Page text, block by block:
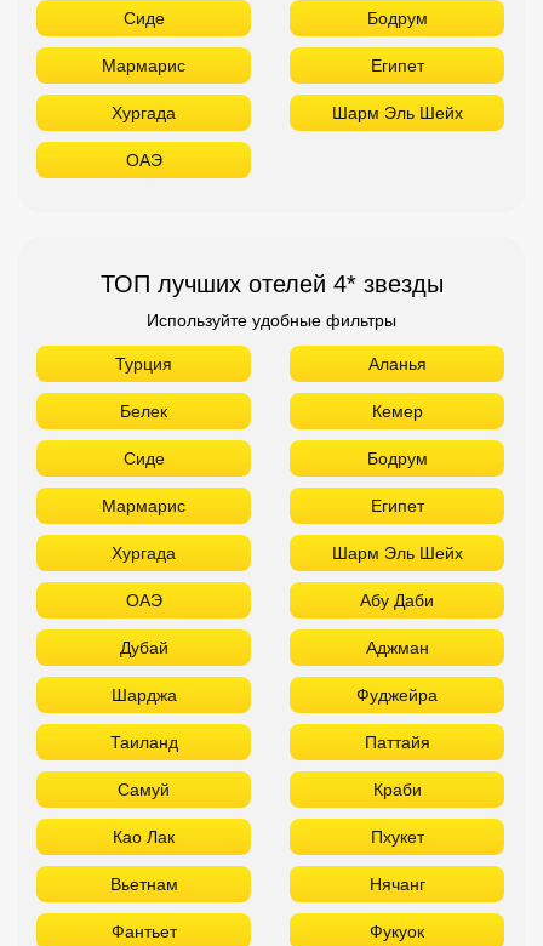
Сиде Бодрум
Мармарис Египет
Хургада Шарм Эль Шейх
ОАЭ
ТОП лучших отелей 4* звезды
Используйте удобные фильтры
Турция Аланья
Белек Кемер
Сиде Бодрум
Мармарис Египет
Хургада Шарм Эль Шейх
ОАЭ Абу Даби
Дубай Аджман
Шарджа Фуджейра
Таиланд Паттайя
Самуй Краби
Као Лак Пхукет
Вьетнам Нячанг
Фантьет Фукуок